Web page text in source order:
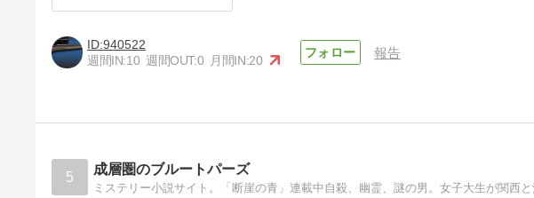
940522
週間IN:10 週間OUT:0 月間IN:20
報告
5 成層圏のブルートパーズ
ミステリー小説サイト。「断崖の青」連載中自殺、幽霊、謎の男。女子大生が関西